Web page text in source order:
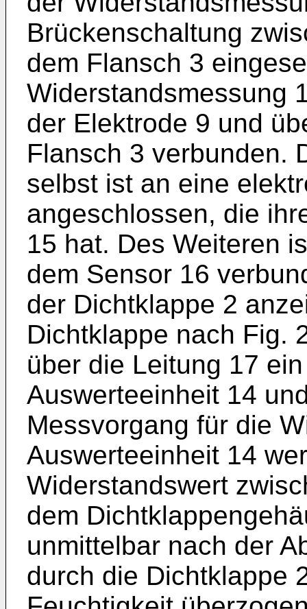
Brückenschaltung
dem Flansch 3
Widerstandsmessung
der Elektrode 9 und
Flansch 3 verbunden.
selbst ist an eine
angeschlossen, die
15 hat. Des Weiteren
dem Sensor 16
der Dichtklappe 2
Dichtklappe nach Fig.
über die Leitung 17
Auswerteeinheit 14
Messvorgang für die
Auswerteeinheit 14
Widerstandswert
dem
unmittelbar nach der
durch die Dichtklappe